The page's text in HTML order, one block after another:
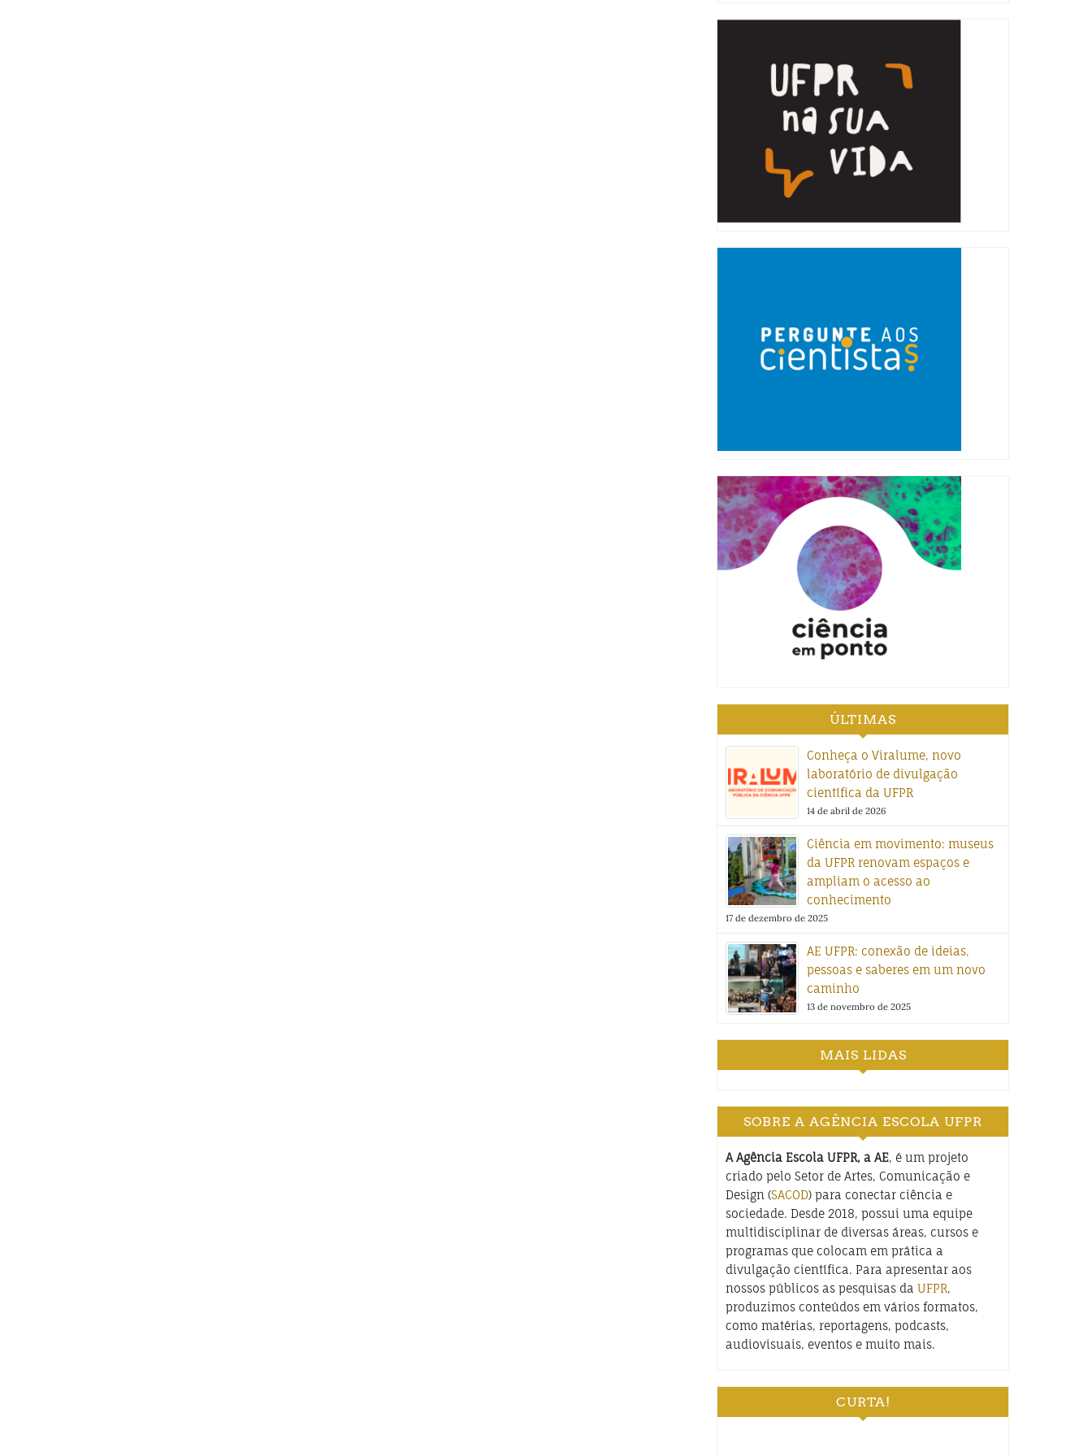
ÚLTIMAS
Conheça o Viralume, novo
laboratório de divulgação
científica da UFPR
14 de abril de 2026
Ciência em movimento: museus
da UFPR renovam espaços e
ampliam o acesso ao
conhecimento
17 de dezembro de 2025
AE UFPR: conexão de ideias,
pessoas e saberes em um novo
caminho
13 de novembro de 2025
MAIS LIDAS
SOBRE A AGÊNCIA ESCOLA UFPR
A Agência Escola UFPR, a AE, é um projeto
criado pelo Setor de Artes, Comunicação e
Design (SACOD) para conectar ciência e
sociedade. Desde 2018, possui uma equipe
multidisciplinar de diversas áreas, cursos e
programas que colocam em prática a
divulgação científica. Para apresentar aos
nossos públicos as pesquisas da UFPR,
produzimos conteúdos em vários formatos,
como matérias, reportagens, podcasts,
audiovisuais, eventos e muito mais.
CURTA!